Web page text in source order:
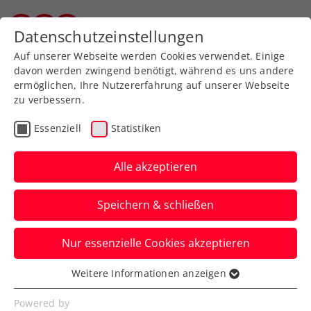
Zurück zur Newsübersicht
Davis Cup
Davis Cup: Ofner muss
für Länderkampf in
Ungarn absagen
Das KURIER Austria Davis Cup Team muss
ohne den Steirer auskommen, der eine
Pause benötigt.
Verfasst von: Presseaussendung / Redaktion, 27.08.2025
Datenschutzeinstellungen
Auf unserer Webseite werden Cookies verwendet. Einige
davon werden zwingend benötigt, während es uns andere
ermöglichen, Ihre Nutzererfahrung auf unserer Webseite
zu verbessern.
Essenziell Statistiken
Alle akzeptieren
Speichern & schließen
Nur essenzielle Cookies akzeptieren
Essenziell
Essenzielle Cookies werden für grundlegende
Weitere Informationen anzeigen
Powered by